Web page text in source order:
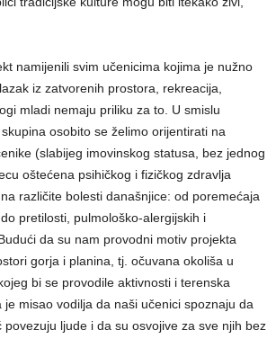
namijenili svim učenicima kojima je nužno
iz zatvorenih prostora, rekreacija,
mladi nemaju priliku za to. U smislu
osobito se želimo orijentirati na
(slabijeg imovinskog statusa, bez jednog
oštećena psihičkog i fizičkog zdravlja
različite bolesti današnjice: od poremećaja
pretilosti, pulmološko-alergijskih i
da su nam provodni motiv projekta
gorja i planina, tj. očuvana okoliša u
bi se provodile aktivnosti i terenska
je misao vodilja da naši učenici spoznaju da
povezuju ljude i da su osvojive za sve njih bez